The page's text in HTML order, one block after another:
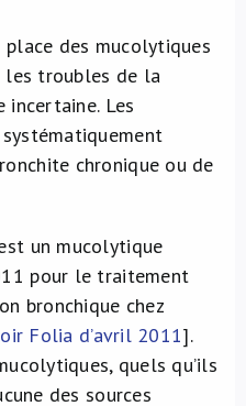
place des mucolytiques
les troubles de la
incertaine. Les
chronique ou de
un mucolytique
pour le traitement
bronchique chez
Folia d’avril 2011].
quels qu’ils
des sources